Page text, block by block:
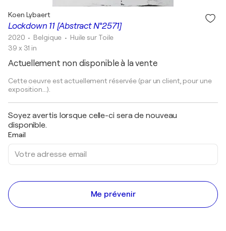
Lockdown 11 [Abstract N°2571]
Koen Lybaert
2020 • Belgique • Huile sur Toile
39 x 31 in
Actuellement non disponible à la vente
Cette oeuvre est actuellement réservée (par un client, pour une
exposition...).
Soyez avertis lorsque celle-ci sera de nouveau
disponible.
Email
Me prévenir